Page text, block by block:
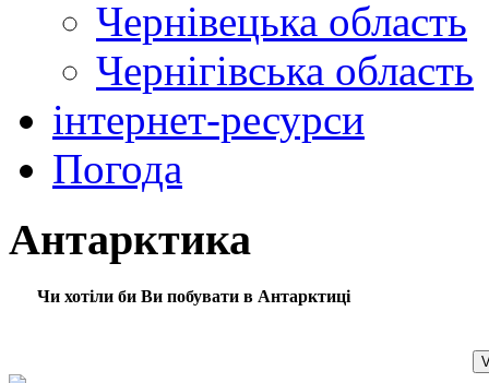
Чернівецька область
Чернігівська область
інтернет-ресурси
Погода
Антарктика
Чи хотіли би Ви побувати в Антарктиці